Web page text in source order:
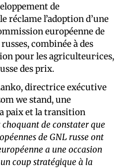
de
réclame l’adoption d’une
européenne de
combinée à des
pour les agriculteur·ices,
des prix.
directrice exécutive
we stand, une
paix et la transition
choquant de constater que
de GNL russe ont
a une occasion
coup stratégique à la